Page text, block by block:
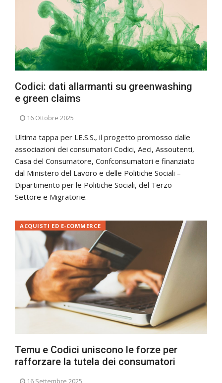
Codici: dati allarmanti su greenwashing
e green claims
16 Ottobre 2025
Ultima tappa per LE.S.S., il progetto promosso dalle
associazioni dei consumatori Codici, Aeci, Assoutenti,
Casa del Consumatore, Confconsumatori e finanziato
dal Ministero del Lavoro e delle Politiche Sociali –
Dipartimento per le Politiche Sociali, del Terzo
Settore e Migratorie.
Temu e Codici uniscono le forze per
rafforzare la tutela dei consumatori
ACQUISTI ED E-COMMERCE